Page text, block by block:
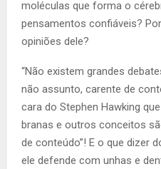
moléculas que forma o
pensamentos confiáveis?
opiniões dele?
“Não existem grandes
não assunto, carente de
cara do Stephen Hawking
branas e outros conceitos
de conteúdo”! E o que dizer
ele defende com unhas e